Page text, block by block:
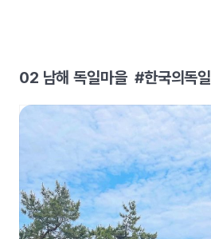
02 남해 독일마을 #한국의독일